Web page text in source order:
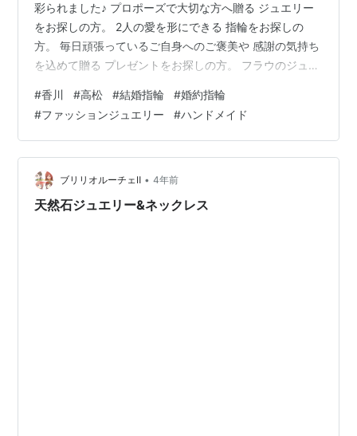
彩られました♪ プロポーズで大切な方へ贈る ジュエリー
をお探しの方。 2人の愛を形にできる 指輪をお探しの
方。 毎日頑張っているご自身へのご褒美や 感謝の気持ち
を込めて贈る プレゼントをお探しの方。 フラウのジュエ
ができました！ これからも皆さまが笑顔になれる ジュエ
リーをフラウから たくさんお届けできればと思います。
フラウで出逢えたすべてのお客様の幸せを デザイナー、
職人一同心から願っております…♡ /designers &
craftsmans
#香川 #高松 #結婚指輪 #婚約指輪
#ファッションジュエリー #ハンドメイド
ブリリオルーチェⅡ • 4年前
天然石ジュエリー&ネックレス